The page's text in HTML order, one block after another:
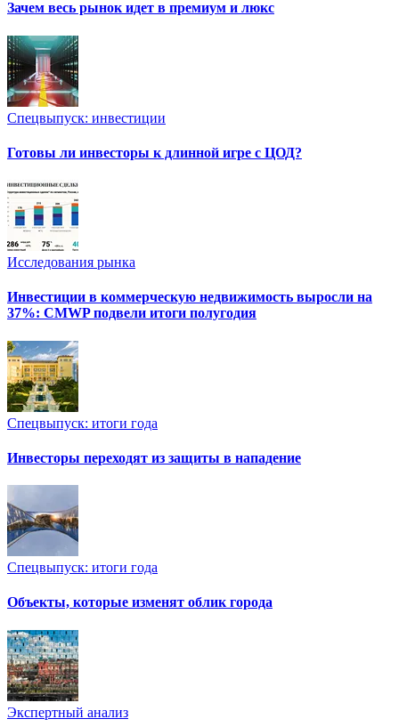
Зачем весь рынок идет в премиум и люкс
Спецвыпуск: инвестиции
Готовы ли инвесторы к длинной игре с ЦОД?
Исследования рынка
Инвестиции в коммерческую недвижимость выросли на
37%: CMWP подвели итоги полугодия
Спецвыпуск: итоги года
Инвесторы переходят из защиты в нападение
Спецвыпуск: итоги года
Объекты, которые изменят облик города
Экспертный анализ